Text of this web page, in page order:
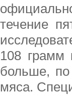
течение
108 грамм
больше,
мяса.